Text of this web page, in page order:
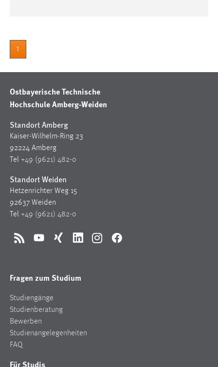
1
Ostbayerische Technische
Hochschule Amberg-Weiden
Standort Amberg
Kaiser-Wilhelm-Ring 23
92224 Amberg
Tel +49 (9621) 482-0
Standort Weiden
Hetzenrichter Weg 15
92637 Weiden
Tel +49 (9621) 482-0
RSS YouTubeXing LinkedInInstagramFacebook
Fragen zum Studium
Studiengänge
Studienberatung
Bewerben
Studienangelegenheiten
FAQ
Für Studis
Wird benötigt um die Chatfunktion nutzen zu können.
Cookie Laufzeit:
5e9dbeb1811c0446 = Sitzungslaufzeit, mibew_locale = 3
Jahre, MIBEW_UserID = 1 Jahr
Name:
fe_user, be_user, be_lastLoginProvider
Zweck:
einloggen zu können.
STATISTIK
Statistik Cookies erfassen Informationen anonym.
Diese Informationen helfen uns zu verstehen, wie